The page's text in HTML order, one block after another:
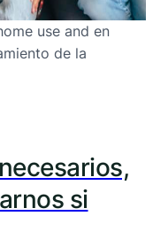
use and en
de la
si